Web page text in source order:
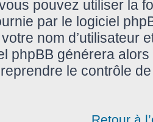
pouvez utiliser la
par le logiciel
nom d’utilisateur
phpBB générera
le contrôle